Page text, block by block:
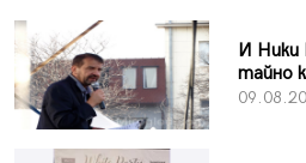
И Ники
тайно